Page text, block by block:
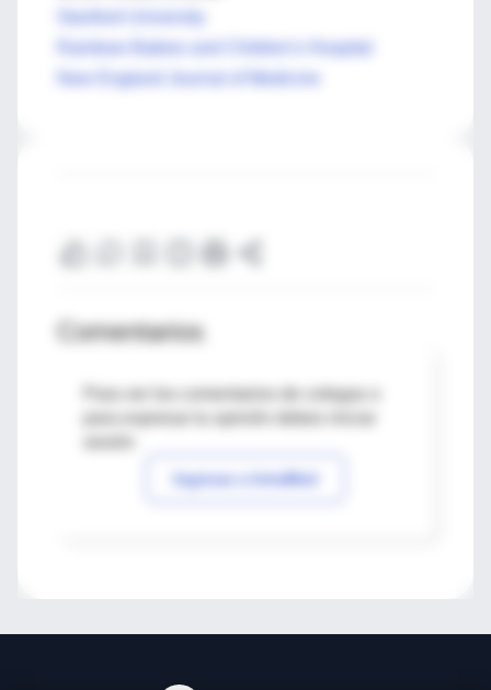
New England Journal of Medicine
Comentarios
Para ver los comentarios de colegas o
Ingresar a IntraMed